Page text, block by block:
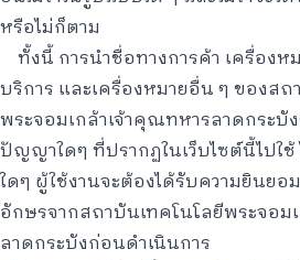
หรือไม่ก็ตาม
ทั้งนี้ การนำชื่อทางการค้า เครื่องห
บริการ และเครื่องหมายอื่น ๆ ของสถ
พระจอมเกล้าเจ้าคุณทหารลาดกระบั
ปัญญาใดๆ ที่ปรากฏในเว็บไซต์นี้ไปใช้
ใดๆ ผู้ใช้งานจะต้องได้รับความยินย
อักษรจากสถาบันเทคโนโลยีพระจอม
ลาดกระบังก่อนดำเนินการ